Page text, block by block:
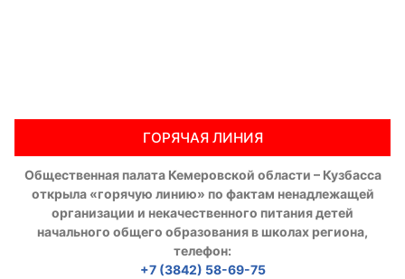
ГОРЯЧАЯ ЛИНИЯ
Общественная палата Кемеровской области – Кузбасса
открыла «горячую линию» по фактам ненадлежащей
организации и некачественного питания детей
начального общего образования в школах региона,
телефон:
+7 (3842) 58-69-75